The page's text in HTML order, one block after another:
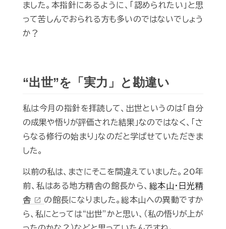
ました。本指針にあるように、「認められたい」と思
って苦しんでおられる方も多いのではないでしょう
か？
“出世”を「実力」と勘違い
私は今月の指針を拝読して、出世というのは「自分
の成果や悟りが評価された結果」なのではなく、「さ
らなる修行の始まり」なのだと学ばせていただきま
した。
以前の私は、まさにそこを間違えていました。20年
前、私はある地方精舎の館長から、 総本山・日光精
舎 open_in_new の館長になりました。総本山への異動ですか
ら、私にとっては“出世”かと思い、（私の悟りが上が